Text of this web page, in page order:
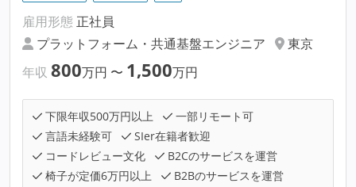
雇用形態 正社員
プラットフォーム・共通基盤エンジニア
東京
年収 800万円 〜 1,500万円
下限年収500万円以上
一部リモート可
言語未経験可
SIer在籍者歓迎
コードレビュー文化
B2Cのサービスを運営
椅子が定価6万円以上
B2Bのサービスを運営